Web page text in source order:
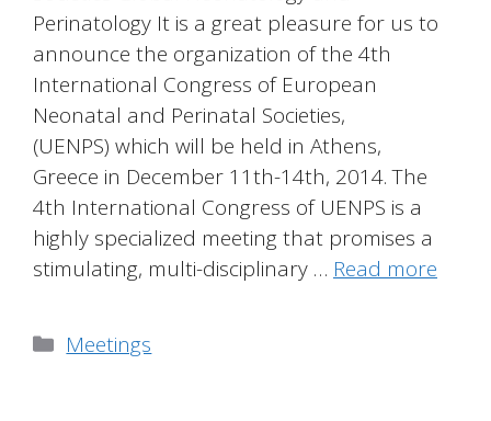
Perinatology It is a great pleasure for us to
announce the organization of the 4th
International Congress of European
Neonatal and Perinatal Societies,
(UENPS) which will be held in Athens,
Greece in December 11th-14th, 2014. The
4th International Congress of UENPS is a
highly specialized meeting that promises a
stimulating, multi-disciplinary … Read more
Categories
Meetings